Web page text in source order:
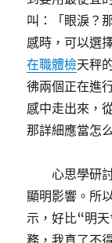
叫：「眼淚？
感時，可以選
在職體檢天秤
彿兩個正在進
感中走出來，
那詳細應當怎
心思學研
顯明影響。所
示，好比“明
務，我真了不